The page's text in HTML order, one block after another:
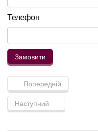
Телефон
Попередній
Наступний